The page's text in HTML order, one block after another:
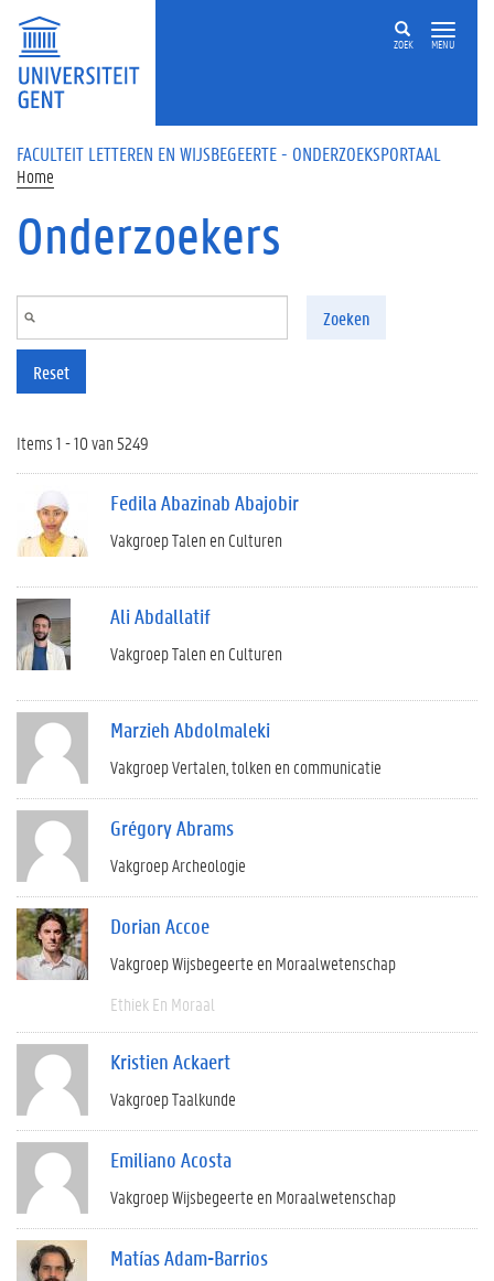
Overslaan en naar de inhoud gaan
ZOEK MENU
FACULTEIT LETTEREN EN WIJSBEGEERTE - ONDERZOEKSPORTAAL
Home
Onderzoekers
Zoeken
Reset
Items 1 - 10 van 5249
Fedila Abazinab Abajobir
Vakgroep Talen en Culturen
Ali Abdallatif
Vakgroep Talen en Culturen
Marzieh Abdolmaleki
Vakgroep Vertalen, tolken en communicatie
Grégory Abrams
Vakgroep Archeologie
Dorian Accoe
Vakgroep Wijsbegeerte en Moraalwetenschap
Ethiek En Moraal
Kristien Ackaert
Vakgroep Taalkunde
Emiliano Acosta
Vakgroep Wijsbegeerte en Moraalwetenschap
Matías Adam-Barrios